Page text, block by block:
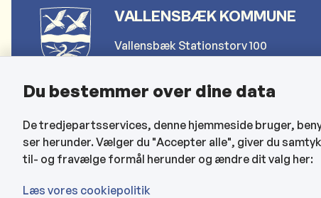
VALLENSBÆK KOMMUNE
Vallensbæk Stationstorv 100
Telefon: 4797 4000
Send sikker post (for borgere)
Send sikker post (for erhverv)
kommune@vallensbaek.dk
Du bestemmer over dine data
De tredjepartsservices, denne hjemmeside bruger,
ser herunder. Vælger du "Accepter alle", giver du
til- og fravælge formål herunder og ændre dit valg her:
Læs vores cookiepolitik